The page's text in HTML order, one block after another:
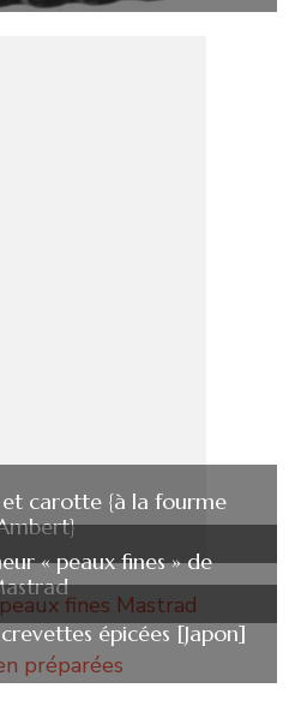
et carotte {à la fourme
« peaux fines » de
épicées [Japon]